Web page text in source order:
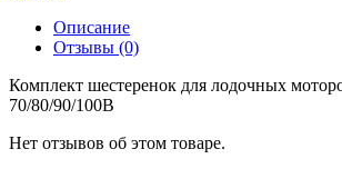
Описание
Отзывы (0)
Комплект шестеренок для лодочных
70/80/90/100B
Нет отзывов об этом товаре.